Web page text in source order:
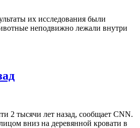
их исследования были
неподвижно лежали внутри
2 тысячи лет назад, сообщает CNN.
вниз на деревянной кровати в